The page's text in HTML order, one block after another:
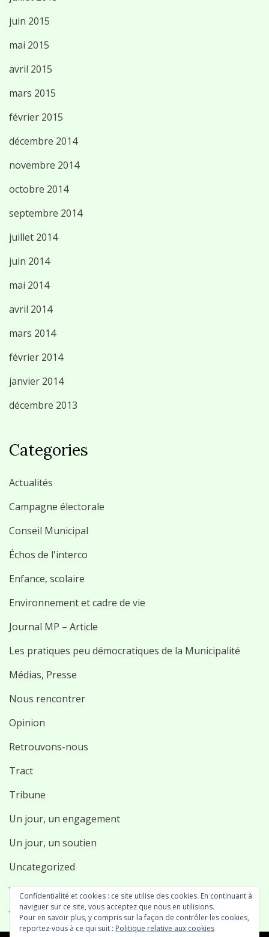
juin 2015
mai 2015
avril 2015
mars 2015
février 2015
décembre 2014
novembre 2014
octobre 2014
septembre 2014
juillet 2014
juin 2014
mai 2014
avril 2014
mars 2014
février 2014
janvier 2014
décembre 2013
Categories
Actualités
Campagne électorale
Conseil Municipal
Échos de l'interco
Enfance, scolaire
Environnement et cadre de vie
Journal MP – Article
Les pratiques peu démocratiques de la Municipalité
Médias, Presse
Nous rencontrer
Opinion
Retrouvons-nous
Tract
Tribune
Un jour, un engagement
Un jour, un soutien
Uncategorized
Vidéo
Vie associative
Confidentialité et cookies : ce site utilise des cookies. En continuant à
naviguer sur ce site, vous acceptez que nous en utilisions.
Pour en savoir plus, y compris sur la façon de contrôler les cookies,
reportez-vous à ce qui suit : Politique relative aux cookies